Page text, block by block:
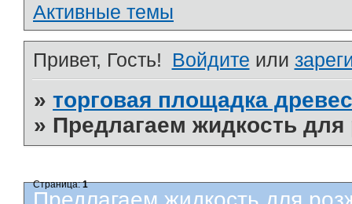
Активные темы
Привет, Гость! Войдите или
»торговая площадка
» Предлагаем жидкость для
Страница:1